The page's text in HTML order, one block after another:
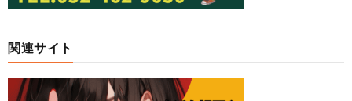
関連サイト